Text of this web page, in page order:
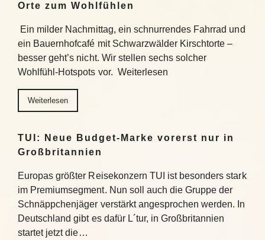
Orte zum Wohlfühlen
Ein milder Nachmittag, ein schnurrendes Fahrrad und
ein Bauernhofcafé mit Schwarzwälder Kirschtorte –
besser geht’s nicht. Wir stellen sechs solcher
Wohlfühl-Hotspots vor. Weiterlesen
Weiterlesen
TUI: Neue Budget-Marke vorerst nur in
Großbritannien
Europas größter Reisekonzern TUI ist besonders stark
im Premiumsegment. Nun soll auch die Gruppe der
Schnäppchenjäger verstärkt angesprochen werden. In
Deutschland gibt es dafür L´tur, in Großbritannien
startet jetzt die…